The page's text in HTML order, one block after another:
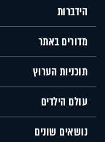
הידברות
מדורים באתר
תוכניות הערוץ
עולם הילדים
נושאים שונים